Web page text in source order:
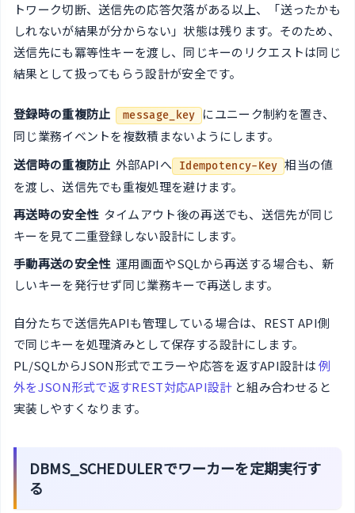
トワーク切断、送信先の応答欠落がある以上、「送ったかも
しれないが結果が分からない」状態は残ります。そのため、
送信先にも冪等性キーを渡し、同じキーのリクエストは同じ
結果として扱ってもらう設計が安全です。
登録時の重複防止 message_key
にユニーク制約を置き、
同じ業務イベントを複数積まないようにします。
送信時の重複防止 外部APIへ Idempotency-Key 相当の値
を渡し、送信先でも重複処理を避けます。
再送時の安全性 タイムアウト後の再送でも、送信先が同じ
キーを見て二重登録しない設計にします。
手動再送の安全性 運用画面やSQLから再送する場合も、新
しいキーを発行せず同じ業務キーで再送します。
自分たちで送信先APIも管理している場合は、REST API側
で同じキーを処理済みとして保存する設計にします。
PL/SQLからJSON形式でエラーや応答を返すAPI設計は例
外をJSON形式で返すREST対応API設計と組み合わせると
実装しやすくなります。
DBMS_SCHEDULERでワーカーを定期実行す
る